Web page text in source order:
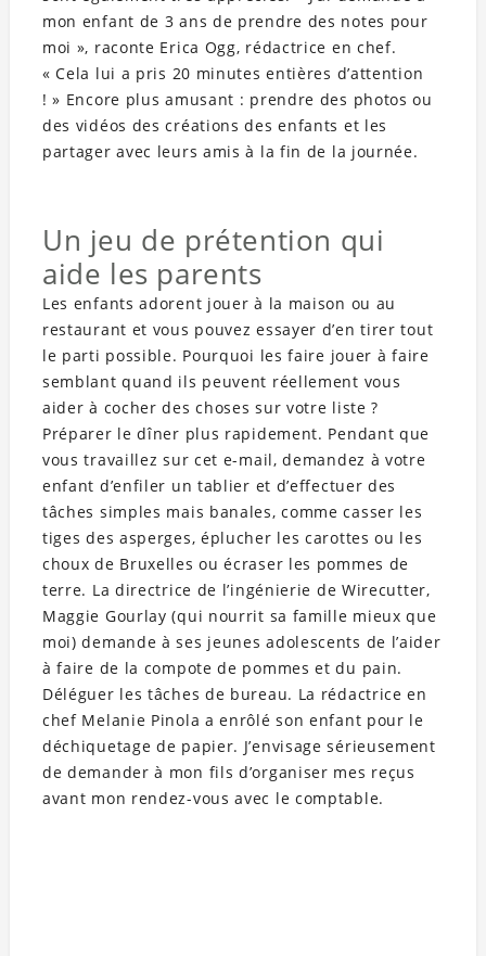
mon enfant de 3 ans de prendre des notes pour
moi », raconte Erica Ogg, rédactrice en chef.
« Cela lui a pris 20 minutes entières d’attention
! » Encore plus amusant : prendre des photos ou
des vidéos des créations des enfants et les
partager avec leurs amis à la fin de la journée.
Un jeu de prétention qui
aide les parents
Les enfants adorent jouer à la maison ou au
restaurant et vous pouvez essayer d’en tirer tout
le parti possible. Pourquoi les faire jouer à faire
semblant quand ils peuvent réellement vous
aider à cocher des choses sur votre liste ?
Préparer le dîner plus rapidement. Pendant que
vous travaillez sur cet e-mail, demandez à votre
enfant d’enfiler un tablier et d’effectuer des
tâches simples mais banales, comme casser les
tiges des asperges, éplucher les carottes ou les
choux de Bruxelles ou écraser les pommes de
terre. La directrice de l’ingénierie de Wirecutter,
Maggie Gourlay (qui nourrit sa famille mieux que
moi) demande à ses jeunes adolescents de l’aider
à faire de la compote de pommes et du pain.
Déléguer les tâches de bureau. La rédactrice en
chef Melanie Pinola a enrôlé son enfant pour le
déchiquetage de papier. J’envisage sérieusement
de demander à mon fils d’organiser mes reçus
avant mon rendez-vous avec le comptable.